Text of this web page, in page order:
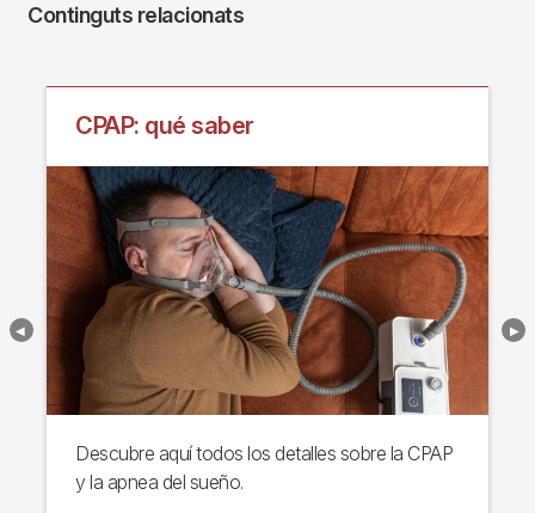
Continguts relacionats
CPAP: qué saber
Descubre aquí todos los detalles sobre la CPAP
y la apnea del sueño.